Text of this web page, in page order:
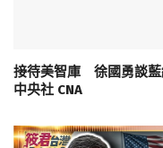
接待美智庫 徐國勇談藍
中央社 CNA